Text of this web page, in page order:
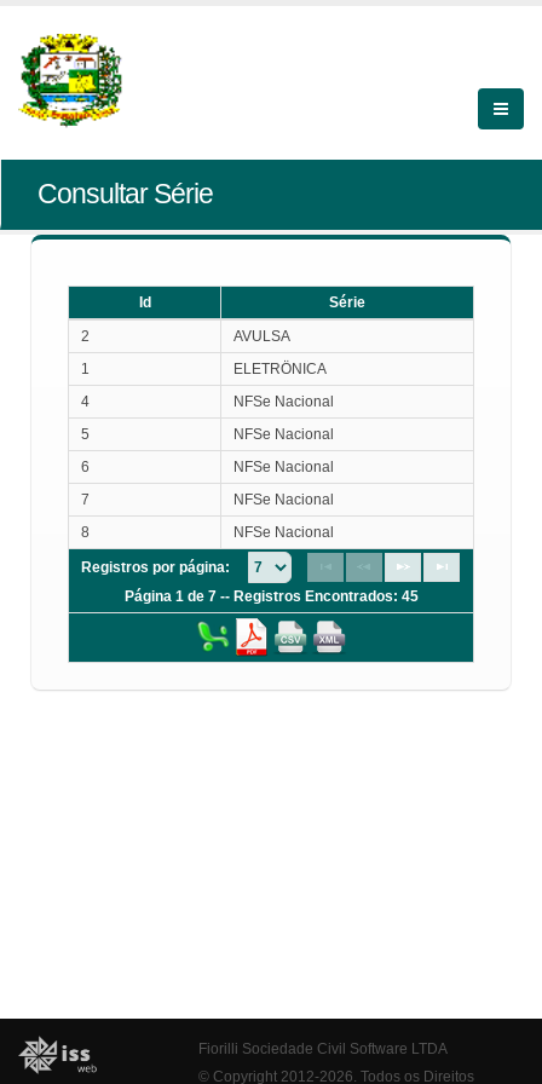
Consultar Série
Id
Série
2
AVULSA
1
ELETRÖNICA
4
NFSe Nacional
5
NFSe Nacional
6
NFSe Nacional
7
NFSe Nacional
8
NFSe Nacional
Registros por página:
Página 1 de 7 -- Registros Encontrados: 45
Fiorilli Sociedade Civil Software LTDA
© Copyright 2012-2026. Todos os Direitos